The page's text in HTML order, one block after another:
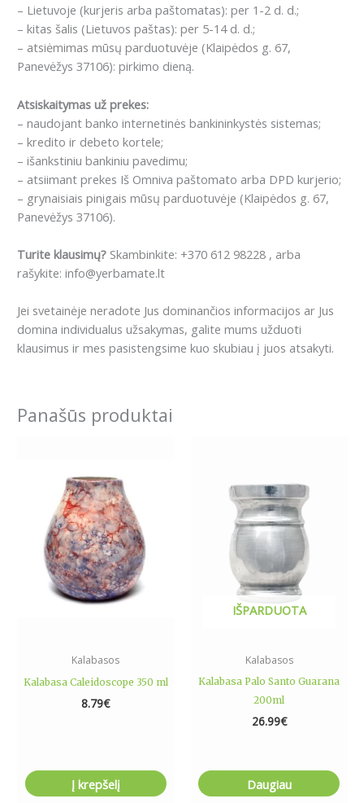
– Lietuvoje (kurjeris arba paštomatas): per 1-2 d. d.;
– kitas šalis (Lietuvos paštas): per 5-14 d. d.;
– atsiėmimas mūsų parduotuvėje (Klaipėdos g. 67,
Panevėžys 37106): pirkimo dieną.
Atsiskaitymas už prekes:
– naudojant banko internetinės bankininkystės sistemas;
– kredito ir debeto kortele;
– išankstiniu bankiniu pavedimu;
– atsiimant prekes Iš Omniva paštomato arba DPD kurjerio;
– grynaisiais pinigais mūsų parduotuvėje (Klaipėdos g. 67,
Panevėžys 37106).
Turite klausimų? Skambinkite: +370 612 98228 , arba
rašykite: info@yerbamate.lt
Jei svetainėje neradote Jus dominančios informacijos ar Jus
domina individualus užsakymas, galite mums užduoti
klausimus ir mes pasistengsime kuo skubiau į juos atsakyti.
Panašūs produktai
Kalabasos
Kalabasa Caleidoscope 350 ml
8.79€
Į krepšelį
IŠPARDUOTA
Kalabasos
Kalabasa Palo Santo Guarana
200ml
26.99€
Daugiau